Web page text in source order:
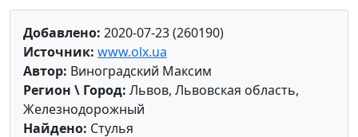
Добавлено: 2020-07-23 (260190)
Источник: www.olx.ua
Автор: Виноградский Максим
Регион \ Город: Львов, Львовская область,
Железнодорожный
Найдено: Стулья